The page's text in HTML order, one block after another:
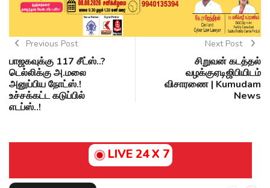
Previous Post
பாஜகவுக்கு 117 சீட்ஸ்..?
டெல்லிக்கு அ.மலை
அனுப்பிய நோட்ஸ்.!
உச்சக்கட்ட கடுப்பில்
எடப்ஸ்..!
Next Post
சிறுவன் கடத்தல்
வழக்குஏடிஜிபியிடம்
விசாரணை | Kumudam
News
LIVE 24 X 7